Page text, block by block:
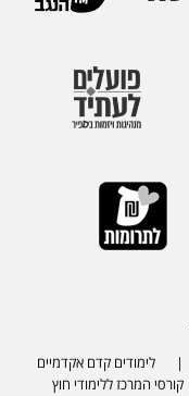
לימודים קדם אקדמיים
קורסי המרכז ללימודי חוץ